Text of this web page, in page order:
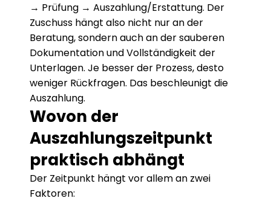
→ Prüfung → Auszahlung/Erstattung. Der
Zuschuss hängt also nicht nur an der
Beratung, sondern auch an der sauberen
Dokumentation und Vollständigkeit der
Unterlagen. Je besser der Prozess, desto
weniger Rückfragen. Das beschleunigt die
Auszahlung.
Wovon der
Auszahlungszeitpunkt
praktisch abhängt
Der Zeitpunkt hängt vor allem an zwei
Faktoren: